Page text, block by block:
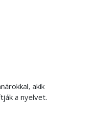
akik
a nyelvet.